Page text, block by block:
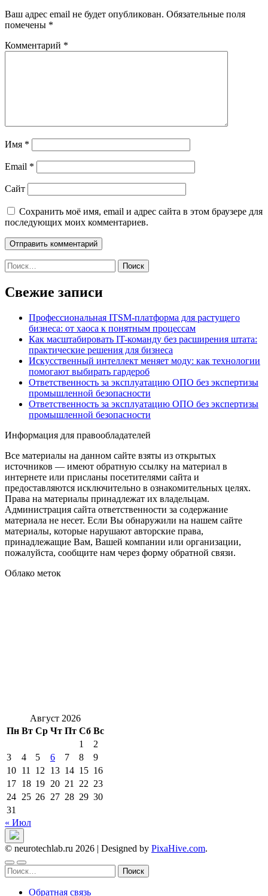
Ваш адрес email не будет опубликован. Обязательные поля
помечены *
Комментарий *
Имя *
Email *
Сайт
Сохранить моё имя, email и адрес сайта в этом браузере для
последующих моих комментариев.
Найти:
Свежие записи
Профессиональная ITSM-платформа для растущего
бизнеса: от хаоса к понятным процессам
Как масштабировать IT-команду без расширения штата:
практические решения для бизнеса
Искусственный интеллект меняет моду: как технологии
помогают выбирать гардероб
Ответственность за эксплуатацию ОПО без экспертизы
промышленной безопасности
Ответственность за эксплуатацию ОПО без экспертизы
промышленной безопасности
Информация для правообладателей
Все материалы на данном сайте взяты из открытых
источников — имеют обратную ссылку на материал в
интернете или присланы посетителями сайта и
предоставляются исключительно в ознакомительных целях.
Права на материалы принадлежат их владельцам.
Администрация сайта ответственности за содержание
материала не несет. Если Вы обнаружили на нашем сайте
материалы, которые нарушают авторские права,
принадлежащие Вам, Вашей компании или организации,
пожалуйста, сообщите нам через форму обратной связи.
Облако меток
Август 2026
Пн Вт Ср Чт Пт Сб Вс
1
2
3
4 5 6 7 8
9
10 11 12 13 14 15 16
17 18 19 20 21 22 23
24 25 26 27 28 29 30
31
« Июл
© neurotechlab.ru 2026 | Designed by PixaHive.com.
Найти:
Обратная связь